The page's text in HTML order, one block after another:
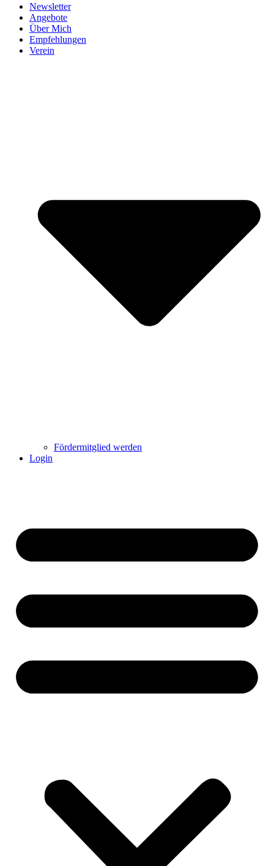
Newsletter
Angebote
Über Mich
Empfehlungen
Verein
Fördermitglied werden
Login